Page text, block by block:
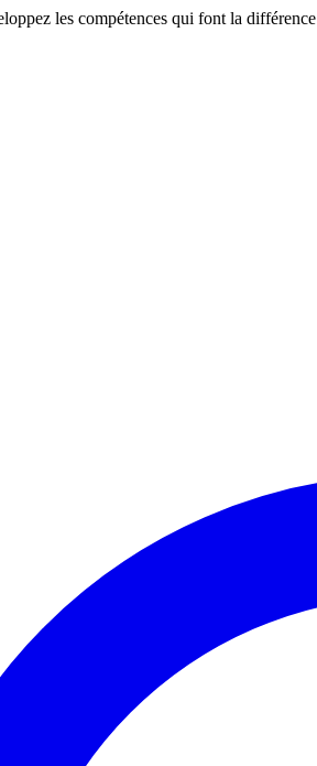
les compétences qui font la différence